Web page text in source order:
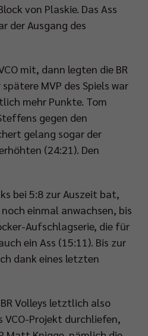
von Plaskie. Das Ass
der Ausgang des
mit, dann legten die BR
MVP des Spiels war
mehr Punkte. Tom
gegen den
gelang sogar der
(24:21). Den
bei 5:8 zur Auszeit bat,
einmal anwachsen, bis
Aufschlagserie, die für
ein Ass (15:11). Bis zur
dank eines letzten
Volleys letztlich also
Projekt durchliefen,